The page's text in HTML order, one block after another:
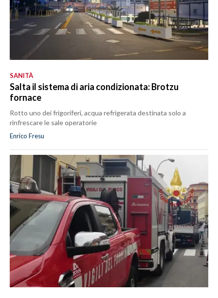
SANITÀ
Salta il sistema di aria condizionata: Brotzu
fornace
Rotto uno dei frigoriferi, acqua refrigerata destinata solo a
rinfrescare le sale operatorie
Enrico Fresu